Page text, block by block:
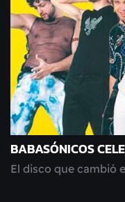
BABASÓNICOS
El disco que cambió